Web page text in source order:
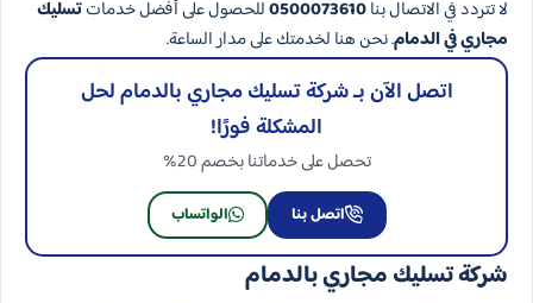
لا تتردد في الاتصال بنا0500073610للحصول على أفضل خدماتتسليك
مجاري في الدمام. نحن هنا لخدمتك على مدار الساعة.
اتصل الآن بـ شركة تسليك مجاري بالدمام لحل
المشكلة فورًا!
تحصل على خدماتنا بخصم 20%
اتصل بنا الواتساب
شركة تسليك مجاري بالدمام